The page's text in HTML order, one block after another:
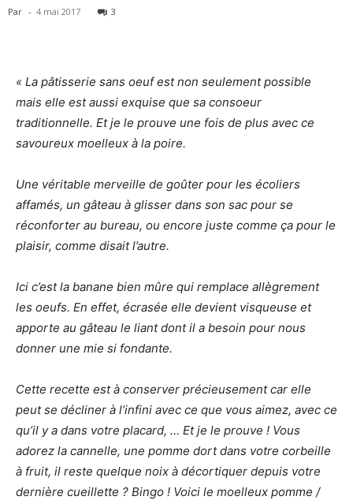
Par - 4 mai 2017 3
« La pâtisserie sans oeuf est non seulement possible
mais elle est aussi exquise que sa consoeur
traditionnelle. Et je le prouve une fois de plus avec ce
savoureux moelleux à la poire.
Une véritable merveille de goûter pour les écoliers
affamés, un gâteau à glisser dans son sac pour se
réconforter au bureau, ou encore juste comme ça pour le
plaisir, comme disait l’autre.
Ici c’est la banane bien mûre qui remplace allègrement
les oeufs. En effet, écrasée elle devient visqueuse et
apporte au gâteau le liant dont il a besoin pour nous
donner une mie si fondante.
Cette recette est à conserver précieusement car elle
peut se décliner à l’infini avec ce que vous aimez, avec ce
qu’il y a dans votre placard, … Et je le prouve ! Vous
adorez la cannelle, une pomme dort dans votre corbeille
à fruit, il reste quelque noix à décortiquer depuis votre
dernière cueillette ? Bingo ! Voici le moelleux pomme /